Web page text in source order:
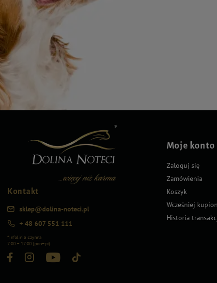
Kontakt
sklep@dolina-noteci.pl
+ 48 607 551 111
*Infolinia czynna
7:00 – 17:00 (pon–pt)
Moje konto
Zaloguj się
Zamówienia
Koszyk
Wcześniej
Historia